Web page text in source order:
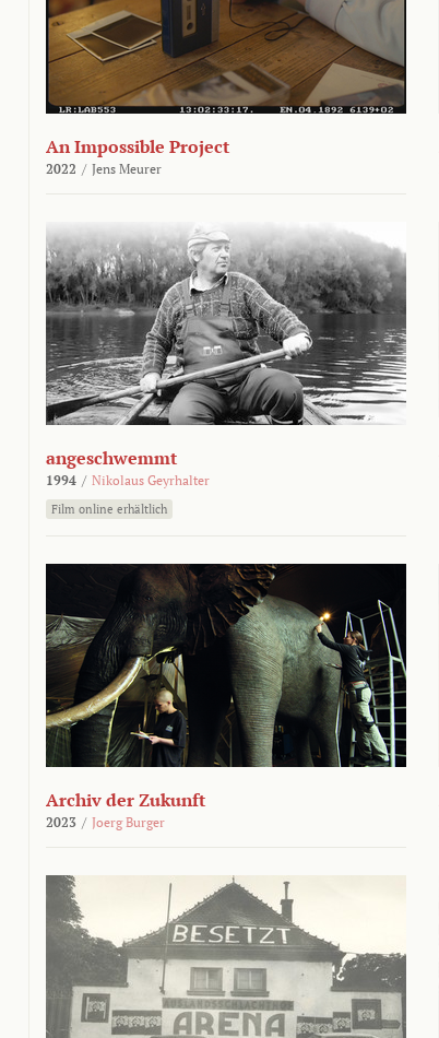
An Impossible Project
2022 / Jens Meurer
angeschwemmt
1994 / Nikolaus Geyrhalter
Film online erhältlich
Archiv der Zukunft
2023 / Joerg Burger